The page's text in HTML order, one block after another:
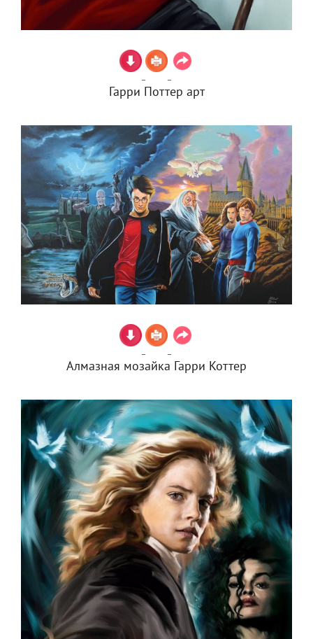
Гарри Поттер арт
Алмазная мозайка Гарри Коттер